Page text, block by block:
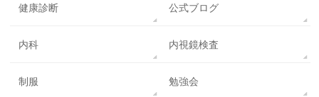
健康診断 公式ブログ
内科 内視鏡検査
制服 勉強会